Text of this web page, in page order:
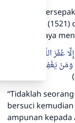
Ahli ilmu
Abu Daud,
berkata, saya
اللَّهُ لَهُ، ثُمَّ قَرَأَ
يَغْفِرُ الذُّنُوبَ إِلَّا
“Tidaklah
bersuci
ampunan kepada